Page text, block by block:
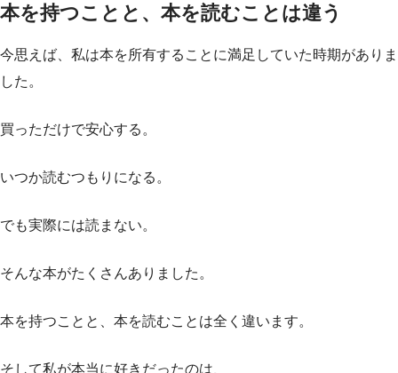
本を持つことと、本を読むことは違う
今思えば、私は本を所有することに満足していた時期がありま
した。
買っただけで安心する。
いつか読むつもりになる。
でも実際には読まない。
そんな本がたくさんありました。
本を持つことと、本を読むことは全く違います。
そして私が本当に好きだったのは、